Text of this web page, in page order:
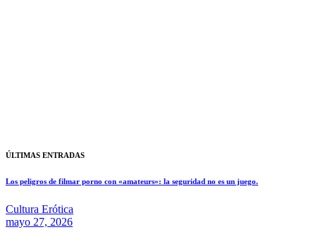
ÚLTIMAS ENTRADAS
Los peligros de filmar porno con «amateurs»: la seguridad no es un juego.
Cultura Erótica
mayo 27, 2026